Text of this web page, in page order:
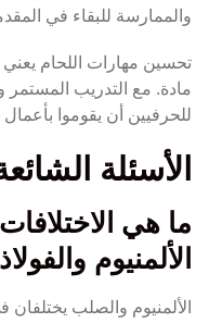
والممارسة للبقاء في
تحسين مهارات اللحام يعني
مادة. مع التدريب المستمر
للحرفيين أن يقوموا
الأسئلة
ما هي
الألمنيوم
الألمنيوم والصلب يختلفان